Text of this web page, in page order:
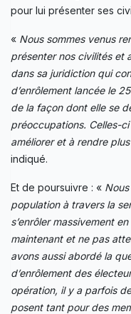
pour lui présenter ses
« Nous sommes venus
présenter nos civilités et
dans sa juridiction qui
d’enrôlement lancée le
de la façon dont elle se
préoccupations. Celles-
améliorer et à rendre
indiqué.
Et de poursuivre : «
population à travers la
s’enrôler massivement
maintenant et ne pas
avons aussi abordé la
d’enrôlement des
opération, il y a parfois
posent tant pour des